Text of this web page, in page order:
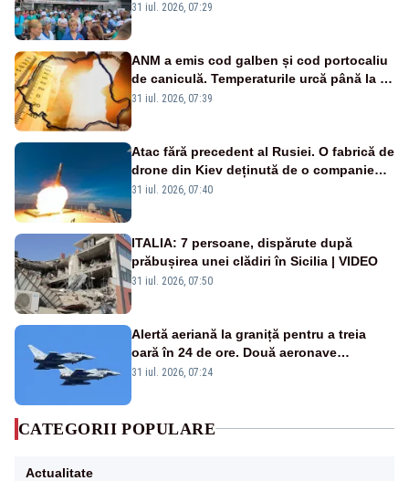
Legii salarizării
31 iul. 2026, 07:29
ANM a emis cod galben și cod portocaliu
de caniculă. Temperaturile urcă până la 38
de grade, iar nopțile devin tropicale
31 iul. 2026, 07:39
Atac fără precedent al Rusiei. O fabrică de
drone din Kiev deținută de o companie
americană, distrusă de o rachetă
31 iul. 2026, 07:40
ITALIA: 7 persoane, dispărute după
prăbușirea unei clădiri în Sicilia | VIDEO
31 iul. 2026, 07:50
Alertă aeriană la graniță pentru a treia
oară în 24 de ore. Două aeronave
Eurofighter britanice au fost ridicate de la
31 iul. 2026, 07:24
CATEGORII POPULARE
Actualitate